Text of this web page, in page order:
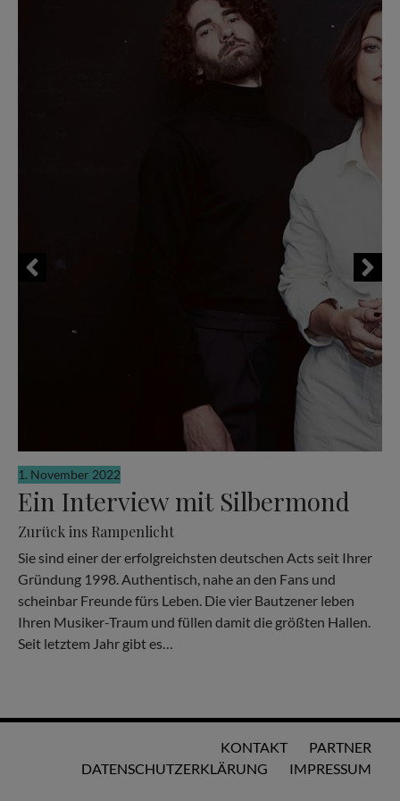
1. November 2022
Ein Interview mit Silbermond
Zurück ins Rampenlicht
Sie sind einer der erfolgreichsten deutschen Acts seit Ihrer
Gründung 1998. Authentisch, nahe an den Fans und
scheinbar Freunde fürs Leben. Die vier Bautzener leben
Ihren Musiker-Traum und füllen damit die größten Hallen.
Seit letztem Jahr gibt es…
KONTAKT
PARTNER
DATENSCHUTZERKLÄRUNG
IMPRESSUM